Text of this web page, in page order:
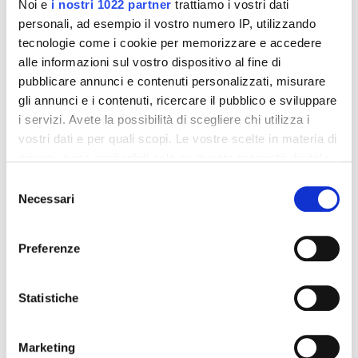
Noi e i nostri 1022 partner trattiamo i vostri dati
personali, ad esempio il vostro numero IP, utilizzando
tecnologie come i cookie per memorizzare e accedere
alle informazioni sul vostro dispositivo al fine di
pubblicare annunci e contenuti personalizzati, misurare
gli annunci e i contenuti, ricercare il pubblico e sviluppare
i servizi. Avete la possibilità di scegliere chi utilizza i
vostri dati e per quali scopi. Le vostre scelte in materia di
modificare o revocare il proprio consenso in qualsiasi
momento dalla Dichiarazione sui cookie o facendo clic
raccogliere informazioni sulla tua posizione
geografica, con un'approssimazione di qualche
Identificare il tuo dispositivo, scansionandolo
delNecessari
Preferenze
Statistiche
Marketing
Integratori per dimagrire
Amin 21 K al cacao - 21
bustine
32,00 € 55,18 €
Integratori per dimagrire
Amin 21 K neutro
32,00 € 55,18 €
-42%